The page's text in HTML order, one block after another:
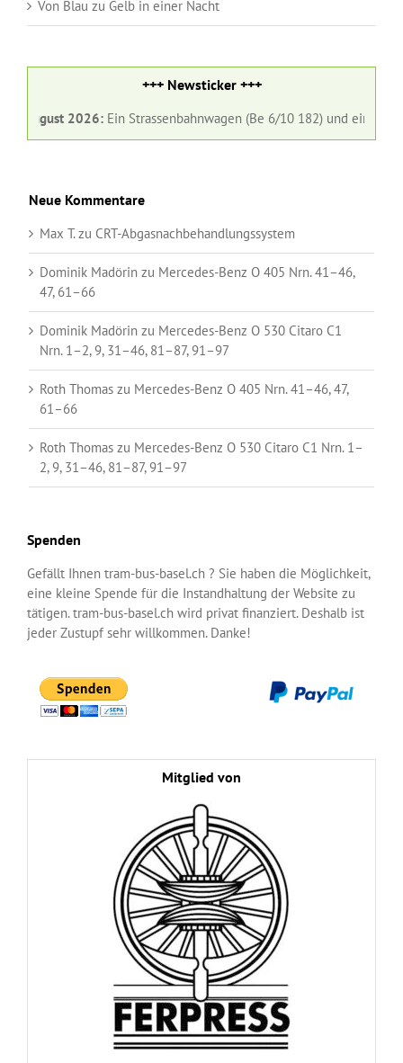
Von Blau zu Gelb in einer Nacht
+++ Newsticker +++
2026:Ein Strassenbahnwagen (Be 6/10 182) und ein
Neue Kommentare
Max T.zu CRT-Abgasnachbehandlungssystem
Dominik Madörin zu Mercedes-Benz O 405 Nrn. 41–46,
47, 61–66
Dominik Madörin zu Mercedes-Benz O 530 Citaro C1
Nrn. 1–2, 9, 31–46, 81–87, 91–97
Roth Thomas zu Mercedes-Benz O 405 Nrn. 41–46, 47,
61–66
Roth Thomas zu Mercedes-Benz O 530 Citaro C1 Nrn. 1–
2, 9, 31–46, 81–87, 91–97
Spenden
Gefällt Ihnen tram-bus-basel.ch ? Sie haben die Möglichkeit,
eine kleine Spende für die Instandhaltung der Website zu
tätigen. tram-bus-basel.ch wird privat finanziert. Deshalb ist
jeder Zustupf sehr willkommen. Danke!
Mitglied von